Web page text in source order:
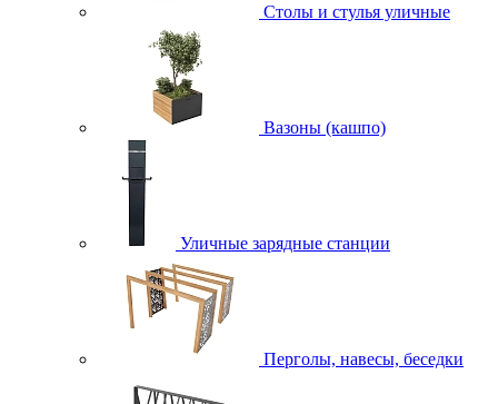
Столы и стулья уличные
Вазоны (кашпо)
Уличные зарядные станции
Перголы, навесы, беседки